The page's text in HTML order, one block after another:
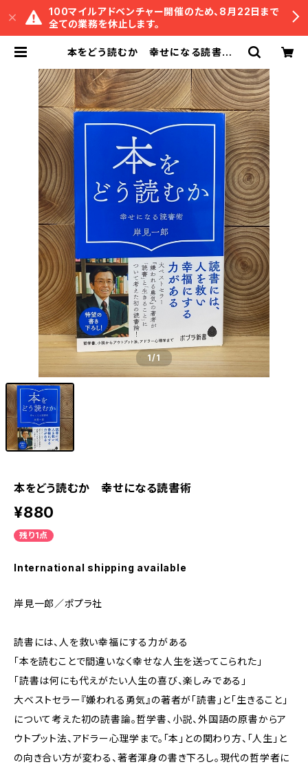
100マイルアドベンチャー開催のため、8月22日まで
全ての業務を休止します。
本をどう読むか 幸せになる読書術 |
1/1
本をどう読むか 幸せになる読書術
¥880
残り1点
International shipping available
岸見一郎／ポプラ社
読書には、人を救い幸福にする力がある
「本を読むことで間違いなく幸せな人生を送ってこられた」
「読書は何にも代えがたい人生の喜び、楽しみである」
大ベストセラー『嫌われる勇気』の著者が「読書」と「生きること」
について考えた初の読書論。哲学書、小説、外国語の原書からア
ウトプット法、アドラー心理学まで。「本」との関わり方、「人生」と
の向き合い方が変わる、著者渾身の書き下ろし。現代の哲学者に